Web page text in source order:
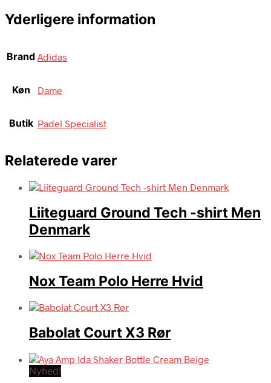
Yderligere information
Brand Adidas
Køn Dame
Butik Padel Specialist
Relaterede varer
Liiteguard Ground Tech -shirt Men
Denmark
Nox Team Polo Herre Hvid
Babolat Court X3 Rør
Nyhed!